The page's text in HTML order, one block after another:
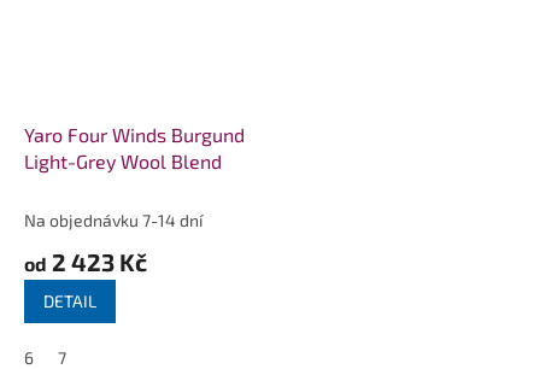
Yaro Four Winds Burgund
Light-Grey Wool Blend
Na objednávku 7-14 dní
od 2 423 Kč
DETAIL
6 7